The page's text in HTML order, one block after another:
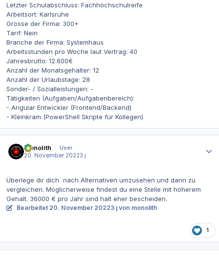
Letzter Schulabschluss: Fachhochschulreife
Arbeitsort: Karlsruhe
Grösse der Firma: 300+
Tarif: Nein
Branche der Firma: Systemhaus
Arbeitsstunden pro Woche laut Vertrag: 40
Jahresbrutto: 12.600€
Anzahl der Monatsgehälter: 12
Anzahl der Urlaubstage: 28
Sonder- / Sozialleistungen: -
Tätigkeiten (Aufgaben/Aufgabenbereich):
- Angular Entwickler (Frontend/Backend)
- Kleinkram (PowerShell Skripte für Kollegen)
monolith
User
20. November 20223 j
Überlege dir dich nach Alternativen umzusehen und dann zu
vergleichen. Möglicherweise findest du eine Stelle mit höherem
Gehalt. 36000 € pro Jahr sind halt eher bescheiden.
Bearbeitet 20. November 20223 j von monolith
1